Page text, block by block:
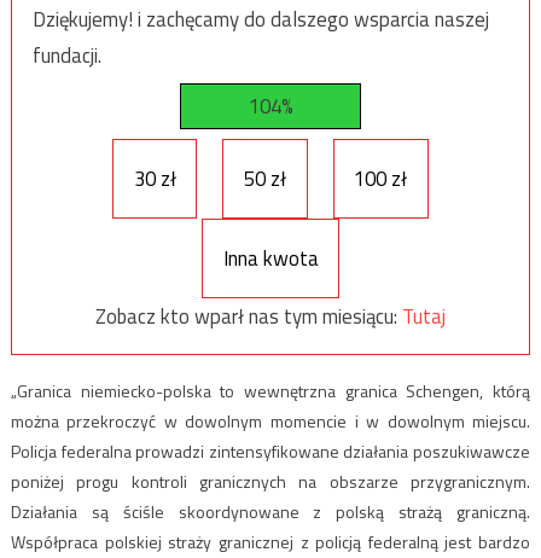
Dziękujemy! i zachęcamy do dalszego wsparcia naszej
fundacji.
104%
30 zł 50 zł 100 zł
Inna kwota
Zobacz kto wparł nas tym miesiącu: Tutaj
„Granica niemiecko-polska to wewnętrzna granica Schengen, którą
można przekroczyć w dowolnym momencie i w dowolnym miejscu.
Policja federalna prowadzi zintensyfikowane działania poszukiwawcze
poniżej progu kontroli granicznych na obszarze przygranicznym.
Działania są ściśle skoordynowane z polską strażą graniczną.
Współpraca polskiej straży granicznej z policją federalną jest bardzo